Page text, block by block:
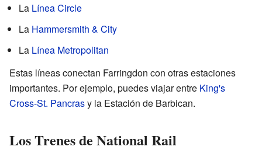
La Línea Circle
La Hammersmith & City
La Línea Metropolitan
Estas líneas conectan Farringdon con otras estaciones
importantes. Por ejemplo, puedes viajar entre King's
Cross-St. Pancrasy la Estación de Barbican.
Los Trenes de National Rail